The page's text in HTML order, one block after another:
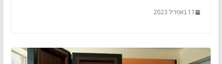
11 באפריל 2023